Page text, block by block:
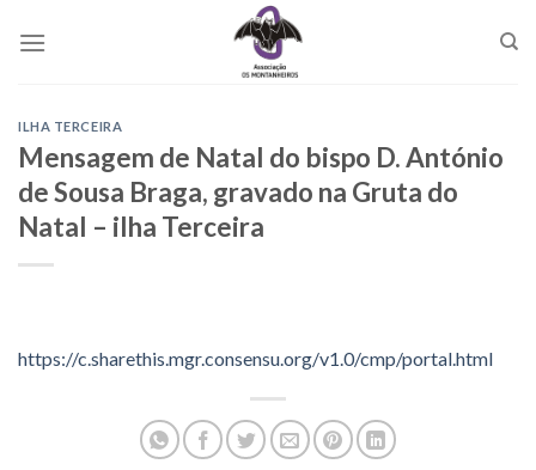
ILHA TERCEIRA
Mensagem de Natal do bispo D. António
de Sousa Braga, gravado na Gruta do
Natal – ilha Terceira
https://c.sharethis.mgr.consensu.org/v1.0/cmp/portal.html